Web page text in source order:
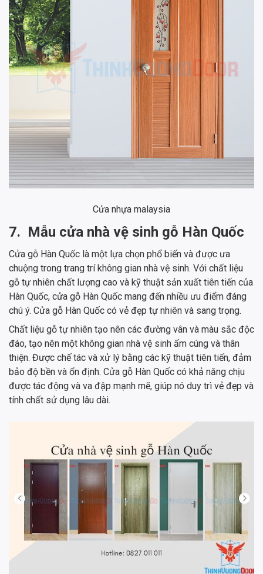
Cửa nhựa malaysia
7. Mẫu cửa nhà vệ sinh gỗ Hàn Quốc
Cửa gỗ Hàn Quốc là một lựa chọn phổ biến và được ưa
chuộng trong trang trí không gian nhà vệ sinh. Với chất liệu
gỗ tự nhiên chất lượng cao và kỹ thuật sản xuất tiên tiến của
Hàn Quốc, cửa gỗ Hàn Quốc mang đến nhiều ưu điểm đáng
chú ý. Cửa gỗ Hàn Quốc có vẻ đẹp tự nhiên và sang trọng.
Chất liệu gỗ tự nhiên tạo nên các đường vân và màu sắc độc
đáo, tạo nên một không gian nhà vệ sinh ấm cúng và thân
thiện. Được chế tác và xử lý bằng các kỹ thuật tiên tiến, đảm
bảo độ bền và ổn định. Cửa gỗ Hàn Quốc có khả năng chịu
được tác động và va đập mạnh mẽ, giúp nó duy trì vẻ đẹp và
tính chất sử dụng lâu dài.